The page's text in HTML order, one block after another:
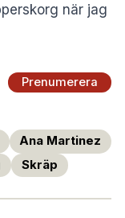
när jag
Prenumerera
Ana Martinez
Skräp